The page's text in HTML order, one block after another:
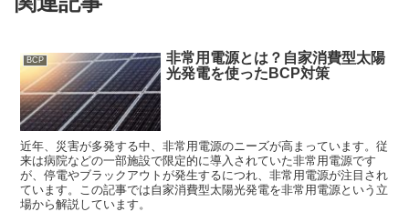
BCP
非常用電源とは？自家消費型太陽
光発電を使ったBCP対策
近年、災害が多発する中、非常用電源のニーズが高まっています。従
来は病院などの一部施設で限定的に導入されていた非常用電源です
が、停電やブラックアウトが発生するにつれ、非常用電源が注目され
ています。この記事では自家消費型太陽光発電を非常用電源という立
場から解説しています。